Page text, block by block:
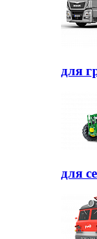
для
для